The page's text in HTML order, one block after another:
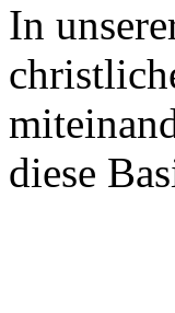
In
diese